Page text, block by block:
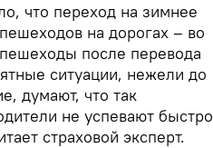
что переход на зимнее
на дорогах – во
после перевода
ситуации, нежели до
думают, что так
не успевают быстро
страховой эксперт.